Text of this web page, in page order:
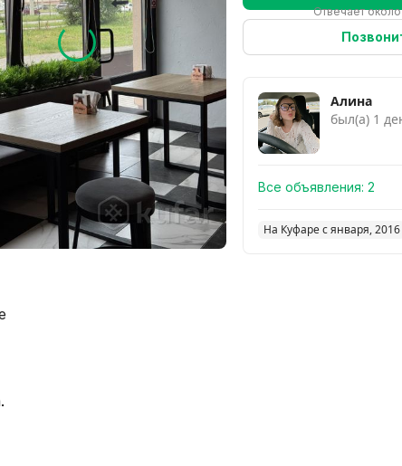
Отвечает
Алина
был(а) 1
Все объявления: 2
На Куфаре с января, 2016